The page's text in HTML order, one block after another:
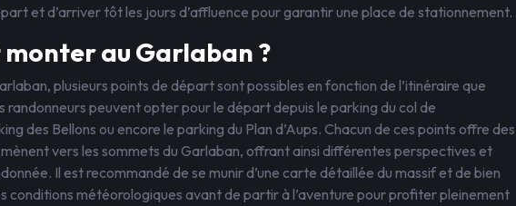
et d’arriver tôt les jours d’affluence pour garantir une place de stationnement.
au Garlaban ?
plusieurs points de départ sont possibles en fonction de l’itinéraire que
randonneurs peuvent opter pour le départ depuis le parking du col de
des Bellons ou encore le parking du Plan d’Aups. Chacun de ces points offre des
vers les sommets du Garlaban, offrant ainsi différentes perspectives et
Il est recommandé de se munir d’une carte détaillée du massif et de bien
conditions météorologiques avant de partir à l’aventure pour profiter pleinement